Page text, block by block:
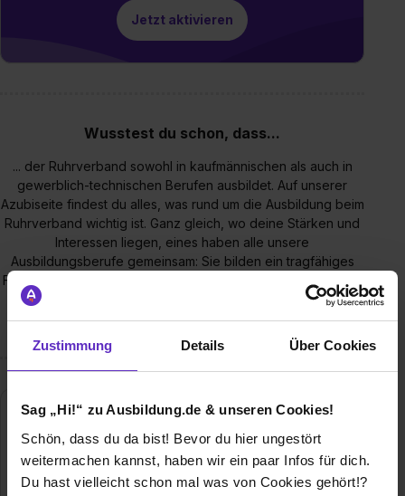
Zustimmung Details Über Cookies
Sag „Hi!“ zu Ausbildung.de & unseren Cookies!
Schön, dass du da bist! Bevor du hier ungestört
weitermachen kannst, haben wir ein paar Infos für dich.
Du hast vielleicht schon mal was von Cookies gehört!?
Jetzt aktivieren
Wusstest du schon, dass...
... der Ruhrverband sowohl in kaufmännischen als auch in
gewerblich-technischen Berufen ausbildet. Auf unserer
Azubiseite findest du alles, was rund um die Ausbildung beim
Ruhrverband wichtig ist. Ganz gleich, wo deine Stärken und
Interessen liegen, eines haben alle unsere
Ausbildungsberufe gemeinsam: Sie bilden ein tragfähiges
Fundament für deine Zukunft. Für HochschulabsolventInnen,
StudentInnen und SchülerInnen mit Interesse an
Umweltschutz werden auch Praktikumsplätze angeboten.